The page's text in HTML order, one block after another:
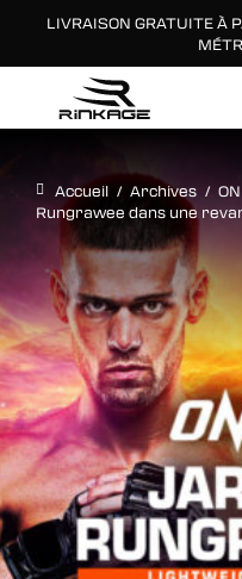
LIVRAISON GRATUITE À
Accueil / Archives /
Rungrawee dans une